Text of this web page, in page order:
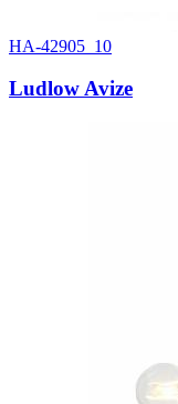
HA-42905_10
Ludlow Avize